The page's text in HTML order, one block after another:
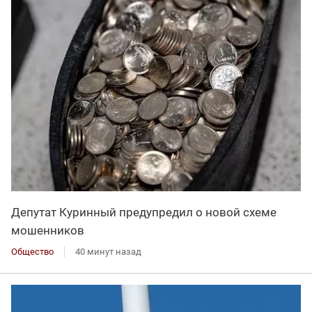
Депутат Куринный предупредил о новой схеме
мошенников
Общество 40 минут назад